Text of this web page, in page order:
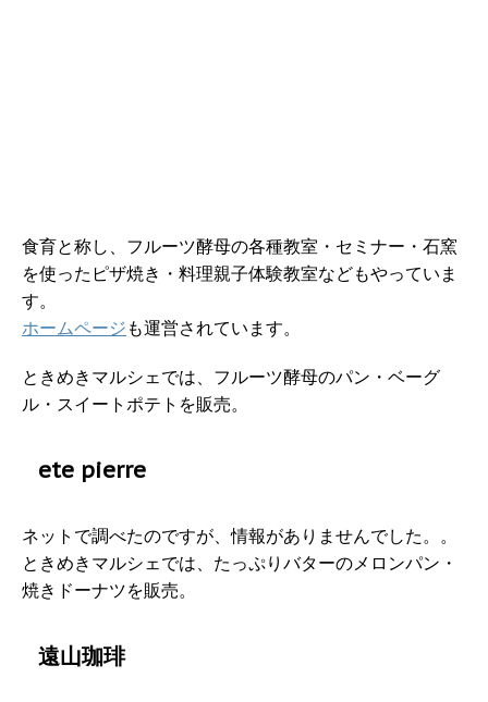
食育と称し、フルーツ酵母の各種教室・セミナー・石窯
を使ったピザ焼き・料理親子体験教室などもやっていま
す。
ホームページ も運営されています。
ときめきマルシェでは、フルーツ酵母のパン・ベーグ
ル・スイートポテトを販売。
ete pierre
ネットで調べたのですが、情報がありませんでした。。
ときめきマルシェでは、たっぷりバターのメロンパン・
焼きドーナツを販売。
遠山珈琲